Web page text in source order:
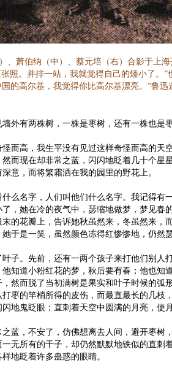
、萧伯纳（中）、蔡元培（右）合影于上海
照。并排一站，我就觉得自己的矮小了。”
的高尔基，我觉得你比高尔基漂亮。”鲁迅
有两株树，一株是枣树，还有一株也是枣
高，我生平没有见过这样奇怪而高的天
而现在却非常之蓝，闪闪地眨着几十个星
意，而将繁霜洒在我的园里的野花上。
名字，人们叫他们什么名字。我记得有一
，她在冷的夜气中，瑟缩地做梦，梦见春
的花瓣上，告诉她秋虽然来，冬虽然来，
于是一笑，虽然颜色冻得红惨惨地，仍然瑟
。先前，还有一两个孩子来打他们别人
知道小粉红花的梦，秋后要有春；他也知
然而脱了当初满树是果实和叶子时候的弧
枣的竿梢所得的皮伤，而最直最长的几枝
闪地鬼眨眼；直刺着天空中圆满的月亮，使
蓝，不安了，仿佛想离去人间，避开枣树
无所有的干子，却仍然默默地铁似的直刺
地眨着许多蛊惑的眼睛。